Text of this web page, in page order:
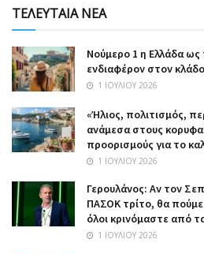
ΤΕΛΕΥΤΑΙΑ ΝΕΑ
Nούμερο 1 η Ελλάδα
ενδιαφέρον στον
1 ΙΟΥΛΊΟΥ 2026
«Ήλιος, πολιτισμός,
ανάμεσα στους
προορισμούς για το
1 ΙΟΥΛΊΟΥ 2026
Γερουλάνος: Αν τον
ΠΑΣΟΚ τρίτο, θα
όλοι κρινόμαστε από
1 ΙΟΥΛΊΟΥ 2026